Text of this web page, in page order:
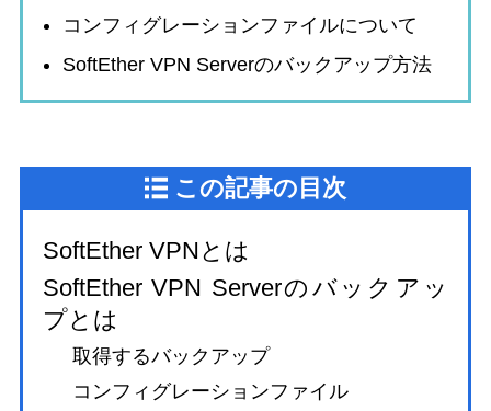
コンフィグレーションファイルについて
SoftEther VPN Serverのバックアップ方法
この記事の目次
SoftEther VPNとは
SoftEther VPN Serverのバックアッ
プとは
取得するバックアップ
コンフィグレーションファイル